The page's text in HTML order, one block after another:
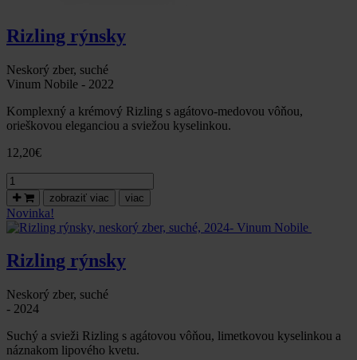
Rizling rýnsky
Neskorý zber, suché
Vinum Nobile - 2022
Komplexný a krémový Rizling s agátovo-medovou vôňou,
orieškovou eleganciou a sviežou kyselinkou.
12,20€
množstvo
Rizling
Sur
Lie,
neskorý
zber,
suché,2022-
Nobile
zobraziť viac viac
Novinka!
Rizling rýnsky
Neskorý zber, suché
- 2024
Suchý a svieži Rizling s agátovou vôňou, limetkovou kyselinkou a
náznakom lipového kvetu.